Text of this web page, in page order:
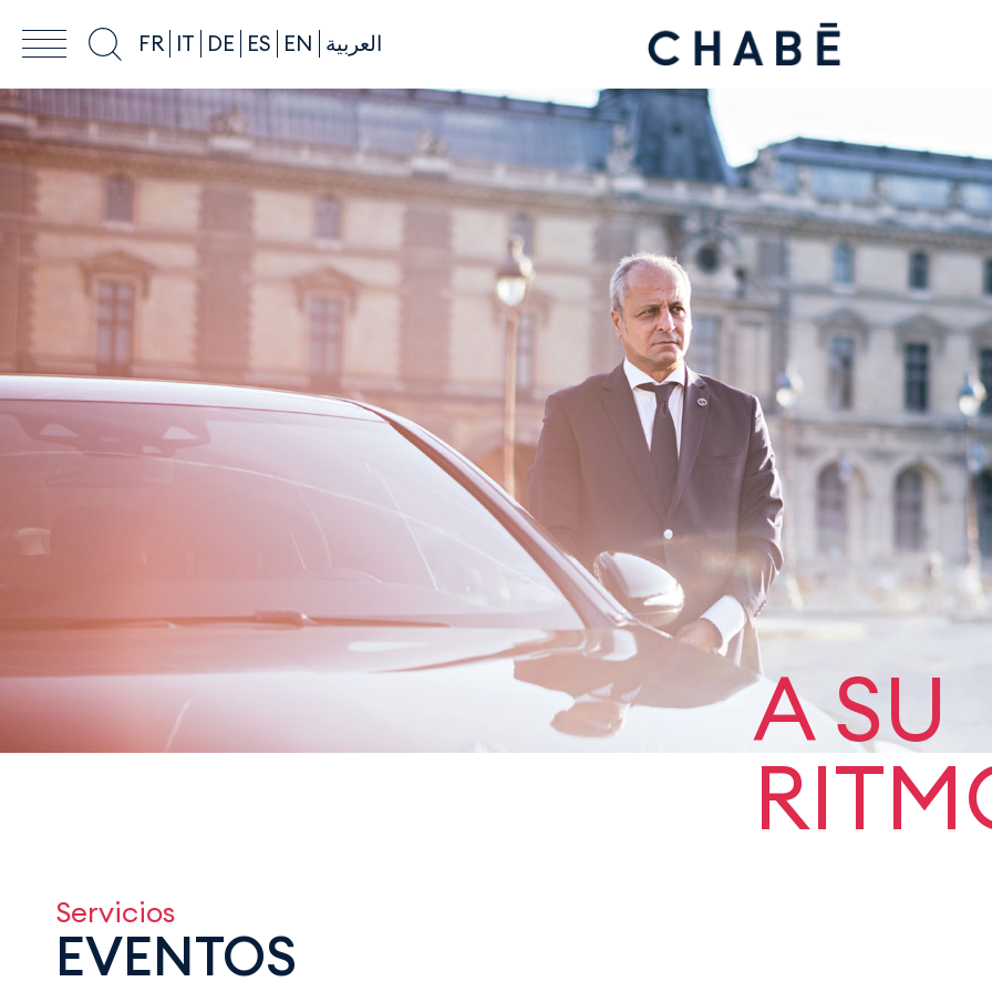
FR IT DE ES EN العربية
A SU
Servicios
EVENTOS